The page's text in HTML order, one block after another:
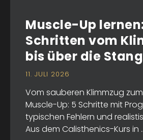
Muscle-Up
Schritten vom
bis über die
11. JULI 2026
Vom sauberen Klimmzug
Muscle-Up: 5 Schritte mit
typischen Fehlern und
Aus dem Calisthenics-Kurs in